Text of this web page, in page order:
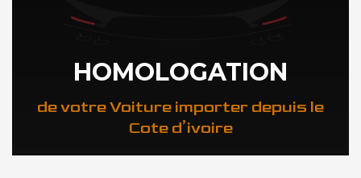
HOMOLOGATION
de votre Voiture importer depuis le
Cote d’ivoire